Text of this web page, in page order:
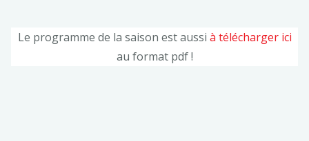
Le programme de la saison est aussi à télécharger ici
au format pdf !